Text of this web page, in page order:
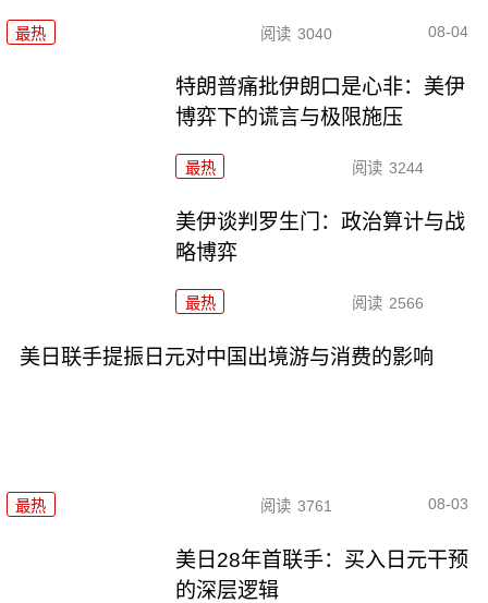
最热 阅读 3040 08-04
特朗普痛批伊朗口是心非：美伊
博弈下的谎言与极限施压
最热 阅读 3244
美伊谈判罗生门：政治算计与战
略博弈
最热 阅读 2566
美日联手提振日元对中国出境游与消费的影响
最热 阅读 3761 08-03
美日28年首联手：买入日元干预
的深层逻辑